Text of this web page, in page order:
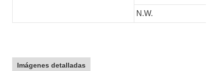
N.W.
Imágenes detalladas